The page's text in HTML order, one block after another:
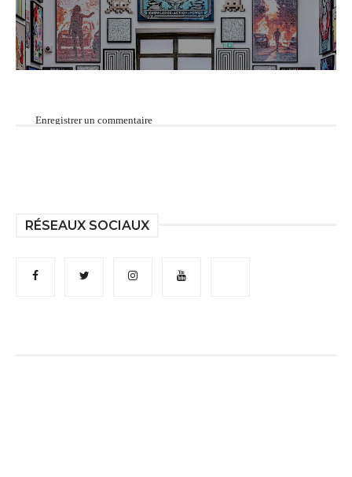
Enregistrer un commentaire
RÉSEAUX SOCIAUX